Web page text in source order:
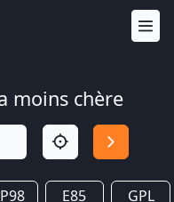
moins chère
E85 GPL